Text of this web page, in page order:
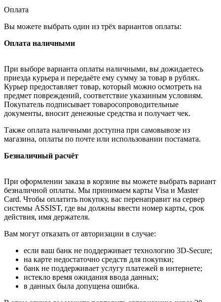
Оплата
Вы можете выбрать один из трёх вариантов оплаты:
Оплата наличными
При выборе варианта оплаты наличными, вы дожидаетесь
приезда курьера и передаёте ему сумму за товар в рублях.
Курьер предоставляет товар, который можно осмотреть на
предмет повреждений, соответствие указанным условиям.
Покупатель подписывает товаросопроводительные
документы, вносит денежные средства и получает чек.
Также оплата наличными доступна при самовывозе из
магазина, оплаты по почте или использовании постамата.
Безналичный расчёт
При оформлении заказа в корзине вы можете выбрать вариант
безналичной оплаты. Мы принимаем карты Visa и Master
Card. Чтобы оплатить покупку, вас перенаправит на сервер
системы ASSIST, где вы должны ввести номер карты, срок
действия, имя держателя.
Вам могут отказать от авторизации в случае:
если ваш банк не поддерживает технологию 3D-Secure;
на карте недостаточно средств для покупки;
банк не поддерживает услугу платежей в интернете;
истекло время ожидания ввода данных;
в данных была допущена ошибка.